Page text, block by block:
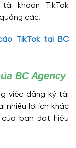
khoản TikTok
cáo.
TikTok tại BC
BC Agency
việc đăng ký tài
nhiều lợi ích khác
bạn đạt hiệu